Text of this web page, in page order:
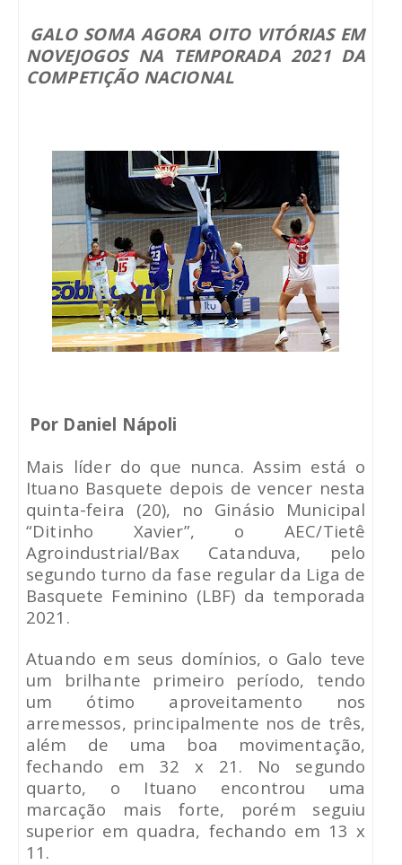
GALO SOMA AGORA OITO VITÓRIAS EM
NOVEJOGOS NA TEMPORADA 2021 DA
COMPETIÇÃO NACIONAL
Por Daniel Nápoli
Mais líder do que nunca. Assim está o
Ituano Basquete depois de vencer nesta
quinta-feira (20), no Ginásio Municipal
“Ditinho Xavier”, o AEC/Tietê
Agroindustrial/Bax Catanduva, pelo
segundo turno da fase regular da Liga de
Basquete Feminino (LBF) da temporada
2021.
Atuando em seus domínios, o Galo teve
um brilhante primeiro período, tendo
um ótimo aproveitamento nos
arremessos, principalmente nos de três,
além de uma boa movimentação,
fechando em 32 x 21. No segundo
quarto, o Ituano encontrou uma
marcação mais forte, porém seguiu
superior em quadra, fechando em 13 x
11.